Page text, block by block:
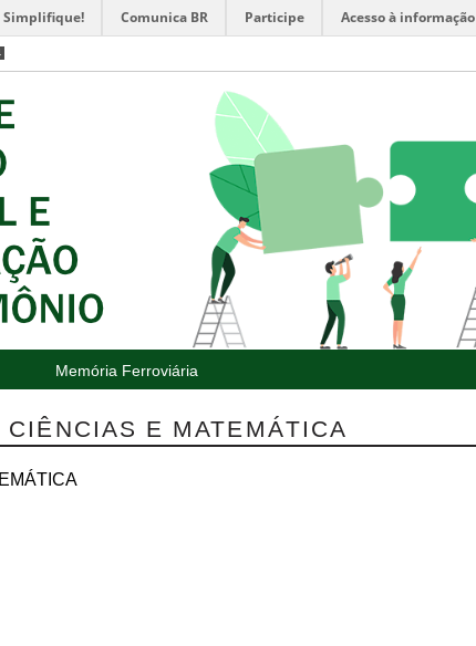
Simplifique! Comunica BR Participe Acesso à informação
Memória Ferroviária
E MATEMÁTICA